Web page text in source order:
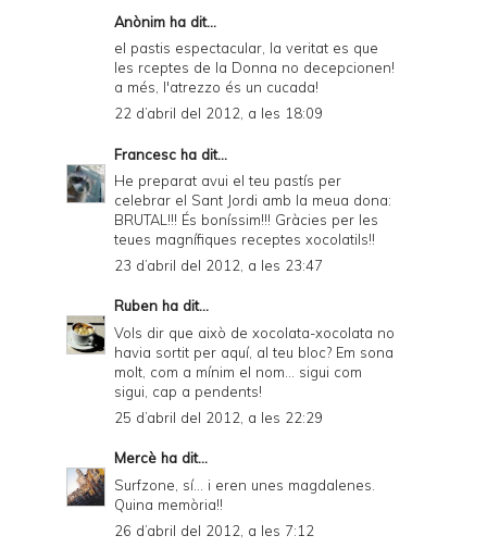
Anònim ha dit...
el pastis espectacular, la veritat es que
les rceptes de la Donna no decepcionen!
a més, l'atrezzo és un cucada!
22 d’abril del 2012, a les 18:09
Francesc ha dit...
He preparat avui el teu pastís per
celebrar el Sant Jordi amb la meua dona:
BRUTAL!!! És boníssim!!! Gràcies per les
teues magnífiques receptes xocolatils!!
23 d’abril del 2012, a les 23:47
Ruben ha dit...
Vols dir que això de xocolata-xocolata no
havia sortit per aquí, al teu bloc? Em sona
molt, com a mínim el nom... sigui com
sigui, cap a pendents!
25 d’abril del 2012, a les 22:29
Mercè ha dit...
Surfzone, sí... i eren unes magdalenes.
Quina memòria!!
26 d’abril del 2012, a les 7:12